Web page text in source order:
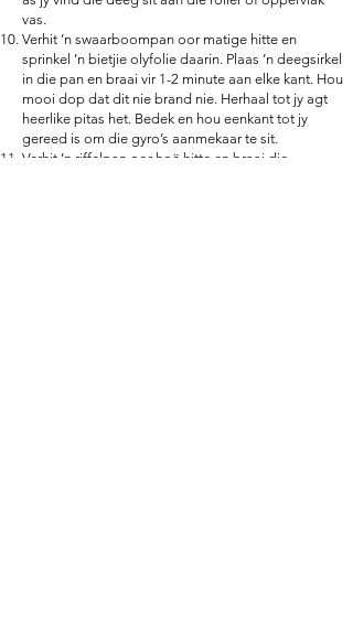
vas.
Verhit ’n swaarboompan oor matige hitte en
sprinkel ’n bietjie olyfolie daarin. Plaas ’n deegsirkel
in die pan en braai vir 1-2 minute aan elke kant. Hou
mooi dop dat dit nie brand nie. Herhaal tot jy agt
heerlike pitas het. Bedek en hou eenkant tot jy
gereed is om die gyro’s aanmekaar te sit.
Verhit ’n riffelpan oor hoë hitte en braai die